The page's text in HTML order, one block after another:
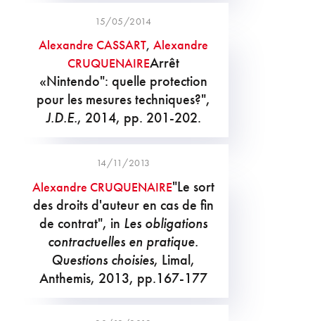
15/05/2014
Alexandre CASSART, Alexandre
CRUQUENAIREArrêt
«Nintendo": quelle protection
pour les mesures techniques?",
J.D.E., 2014, pp. 201-202.
14/11/2013
Alexandre CRUQUENAIRE"Le sort
des droits d'auteur en cas de fin
de contrat", in Les obligations
contractuelles en pratique.
Questions choisies, Limal,
Anthemis, 2013, pp.167-177